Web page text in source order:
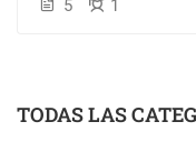
5 1
TODAS LAS